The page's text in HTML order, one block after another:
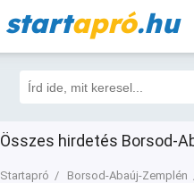
startapró.hu
Összes hirdetés Borsod-
Startapró Borsod-Abaúj-Zemplén
Szűrők 2 Összes
825